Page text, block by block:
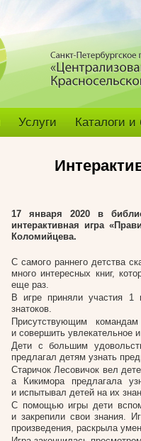
Услуги Каталоги
17 января 2020 в
интерактивная игра
Коломийцева.
С самого раннего детства
много интересных книг,
еще раз.
В игре приняли участия
знатоков.
Присутствующим
и совершить увлекательное
Дети с большим
предлагал детям узнать
Старичок Лесовичок вел
а Кикимора предлагала
и испытывал детей на их
С помощью игры дети
и закрепили свои знания.
произведения, раскрыла